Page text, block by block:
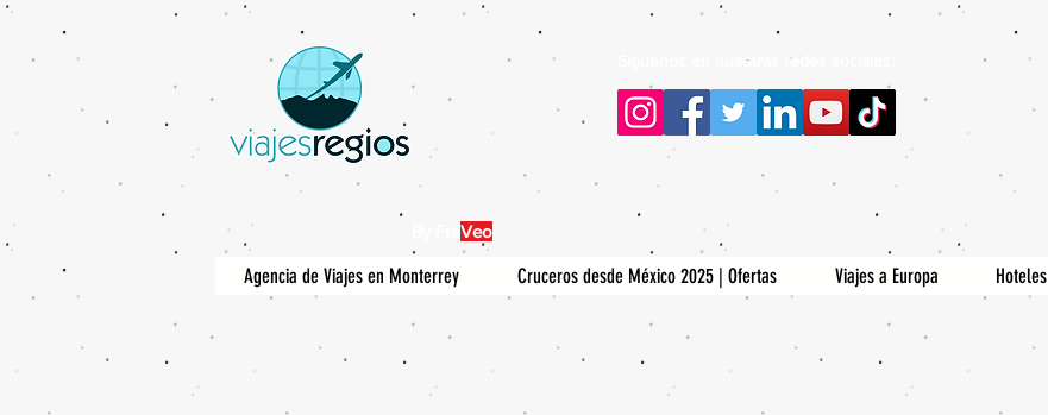
Siguenos en nuestras redes sociales:
Veo
Agencia de Viajes en Monterrey Cruceros desde México 2025 | Ofertas Viajes a Europa Hoteles